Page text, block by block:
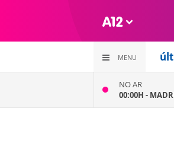
MENU
NO AR
00:00H -